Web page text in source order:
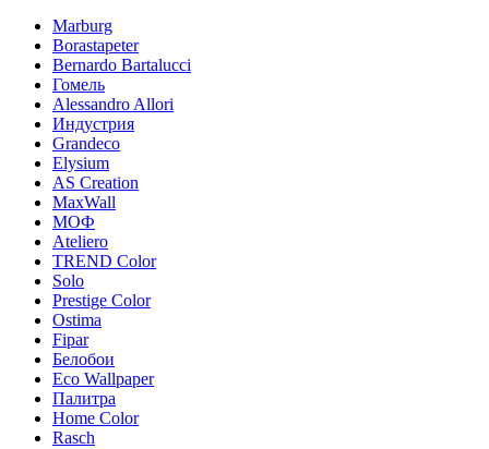
Marburg
Borastapeter
Bernardo Bartalucci
Гомель
Alessandro Allori
Индустрия
Grandeco
Elysium
AS Creation
MaxWall
МОФ
Ateliero
TREND Color
Solo
Prestige Color
Ostima
Fipar
Белобои
Eco Wallpaper
Палитра
Home Color
Rasch